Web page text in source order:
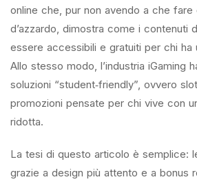
online che, pur non avendo a che
d’azzardo, dimostra come i contenuti
essere accessibili e gratuiti per chi ha
Allo stesso modo, l’industria iGaming
soluzioni “student‑friendly”, ovvero
promozioni pensate per chi vive con
ridotta.
La tesi di questo articolo è semplice:
grazie a design più attento e a bonus